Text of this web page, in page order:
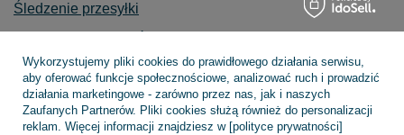
Śledzenie przesyłki
Chcę zwrócić produkt
Chcę wymienić towar
Kontakt
Wykorzystujemy pliki cookies do prawidłowego działania serwisu,
aby oferować funkcje społecznościowe, analizować ruch i prowadzić
działania marketingowe - zarówno przez nas, jak i naszych
Zaufanych Partnerów. Pliki cookies służą również do personalizacji
reklam. Więcej informacji znajdziesz w [polityce prywatności]